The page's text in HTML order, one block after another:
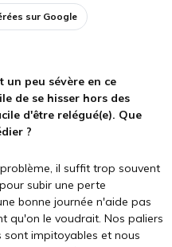
sur Google
un peu sévère en ce
de se hisser hors des
d'être relégué(e). Que
?
il suffit trop souvent
subir une perte
bonne journée n'aide pas
qu'on le voudrait. Nos paliers
impitoyables et nous